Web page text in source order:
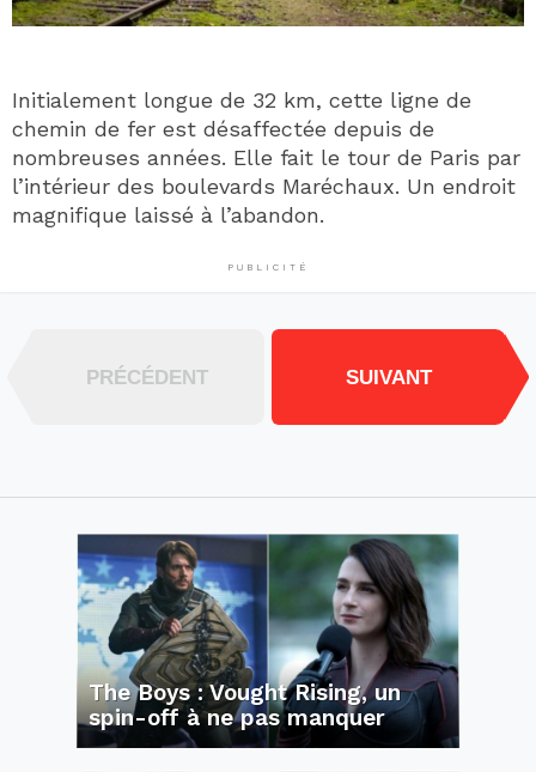
Initialement longue de 32 km, cette ligne de
chemin de fer est désaffectée depuis de
nombreuses années. Elle fait le tour de Paris par
l’intérieur des boulevards Maréchaux. Un endroit
magnifique laissé à l’abandon.
PUBLICITÉ
PRÉCÉDENT SUIVANT
The Boys : Vought Rising, un
spin-off à ne pas manquer